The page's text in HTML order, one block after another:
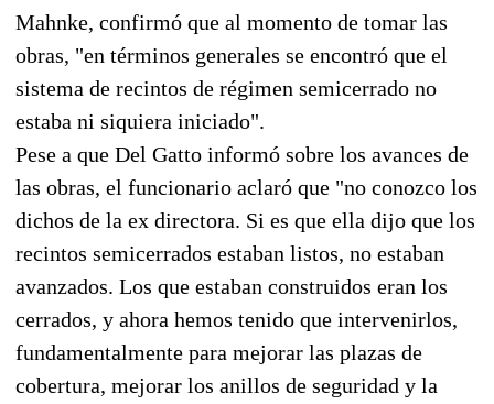
Mahnke, confirmó que al momento de tomar las
obras, "en términos generales se encontró que el
sistema de recintos de régimen semicerrado no
estaba ni siquiera iniciado".
Pese a que Del Gatto informó sobre los avances de
las obras, el funcionario aclaró que "no conozco los
dichos de la ex directora. Si es que ella dijo que los
recintos semicerrados estaban listos, no estaban
avanzados. Los que estaban construidos eran los
cerrados, y ahora hemos tenido que intervenirlos,
fundamentalmente para mejorar las plazas de
cobertura, mejorar los anillos de seguridad y la